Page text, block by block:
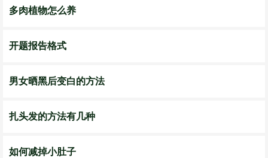
多肉植物怎么养
开题报告格式
男女晒黑后变白的方法
扎头发的方法有几种
如何减掉小肚子